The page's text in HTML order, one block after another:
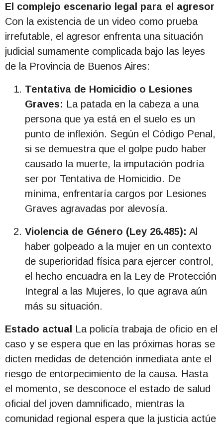
El complejo escenario legal para el agresor
Con la existencia de un video como prueba
irrefutable, el agresor enfrenta una situación
judicial sumamente complicada bajo las leyes
de la Provincia de Buenos Aires:
Tentativa de Homicidio o Lesiones
Graves: La patada en la cabeza a una
persona que ya está en el suelo es un
punto de inflexión. Según el Código Penal,
si se demuestra que el golpe pudo haber
causado la muerte, la imputación podría
ser por Tentativa de Homicidio. De
mínima, enfrentaría cargos por Lesiones
Graves agravadas por alevosía.
Violencia de Género (Ley 26.485): Al
haber golpeado a la mujer en un contexto
de superioridad física para ejercer control,
el hecho encuadra en la Ley de Protección
Integral a las Mujeres, lo que agrava aún
más su situación.
Estado actual La policía trabaja de oficio en el
caso y se espera que en las próximas horas se
dicten medidas de detención inmediata ante el
riesgo de entorpecimiento de la causa. Hasta
el momento, se desconoce el estado de salud
oficial del joven damnificado, mientras la
comunidad regional espera que la justicia actúe